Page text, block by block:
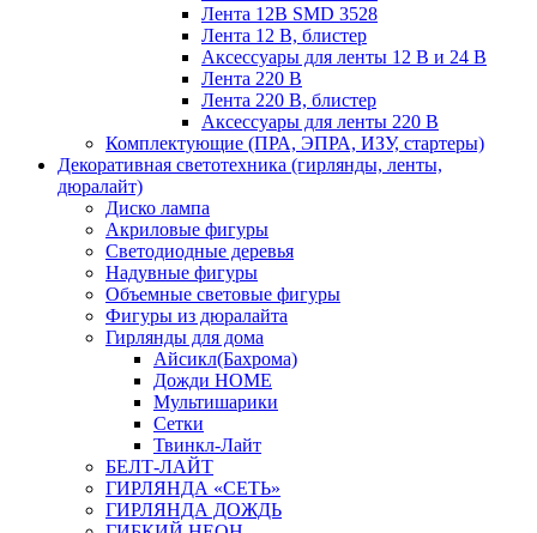
Лента 12В SMD 3528
Лента 12 В, блистер
Аксессуары для ленты 12 В и 24 В
Лента 220 В
Лента 220 В, блистер
Аксессуары для ленты 220 В
Комплектующие (ПРА, ЭПРА, ИЗУ, стартеры)
Декоративная светотехника (гирлянды, ленты,
дюралайт)
Диско лампа
Акриловые фигуры
Светодиодные деревья
Надувные фигуры
Объемные световые фигуры
Фигуры из дюралайта
Гирлянды для дома
Айсикл(Бахрома)
Дожди HOME
Мультишарики
Сетки
Твинкл-Лайт
БЕЛТ-ЛАЙТ
ГИРЛЯНДА «СЕТЬ»
ГИРЛЯНДА ДОЖДЬ